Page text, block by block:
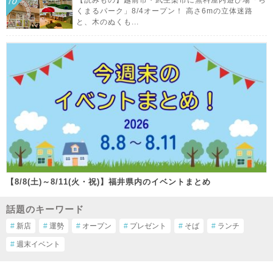
くまるパーク」8/4オープン！ 高さ6mの立体迷路
と、木のぬくも...
【8/8(土)～8/11(火・祝)】福井県内のイベントまとめ
話題のキーワード
# 新店 # 運勢 # オープン # プレゼント # そば # ランチ
# 週末イベント